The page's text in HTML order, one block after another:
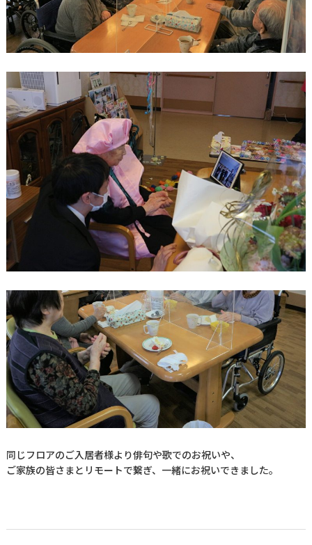
同じフロアのご入居者様より俳句や歌でのお祝いや、
ご家族の皆さまとリモートで繋ぎ、一緒にお祝いできました。